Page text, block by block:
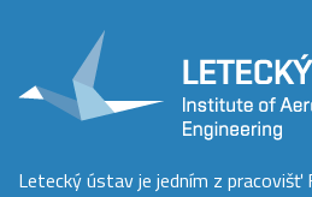
Letecký ústav je jedním z pracovišť